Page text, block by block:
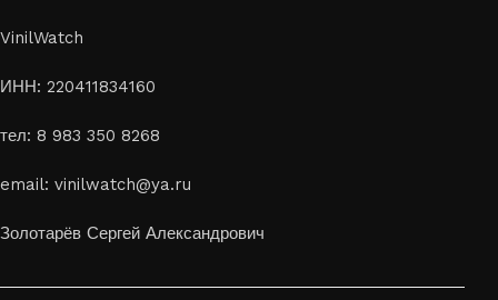
VinilWatch
ИНН: 220411834160
тел: 8 983 350 8268
email: vinilwatch@ya.ru
Золотарёв Сергей Александрович